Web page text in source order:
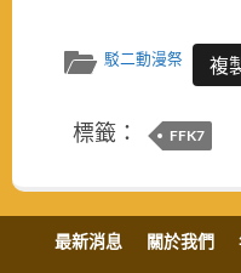
駁二動漫祭 複
標籤： FFK7
最新消息 關於我們